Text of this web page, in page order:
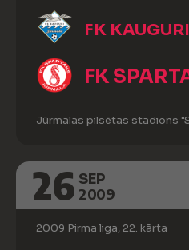
FK
FK
Jūrmalas pilsētas stadions
26 SEP
2009
2009 Pirma liga, 22. kārta